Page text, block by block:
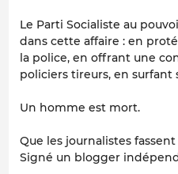
Le Parti Socialiste au
dans cette affaire : en
la police, en offrant une
policiers tireurs, en surfant
Un homme est mort.
Que les journalistes
Signé un blogger